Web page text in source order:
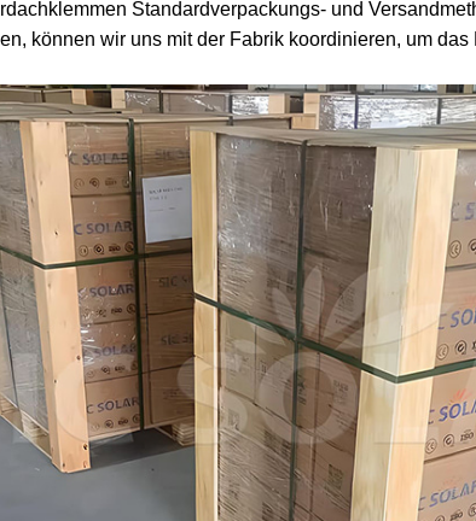
Standardverpackungs- und
können wir uns mit der Fabrik koordinieren, um